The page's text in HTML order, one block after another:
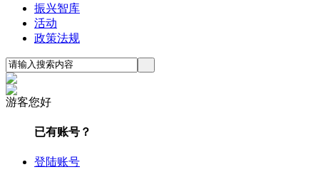
振兴智库
活动
政策法规
游客您好
已有账号？
登陆账号